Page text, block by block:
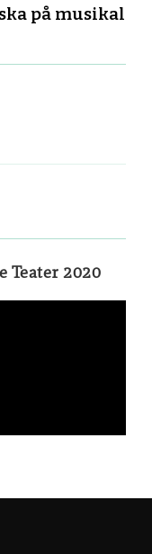
på musikal
Teater 2020